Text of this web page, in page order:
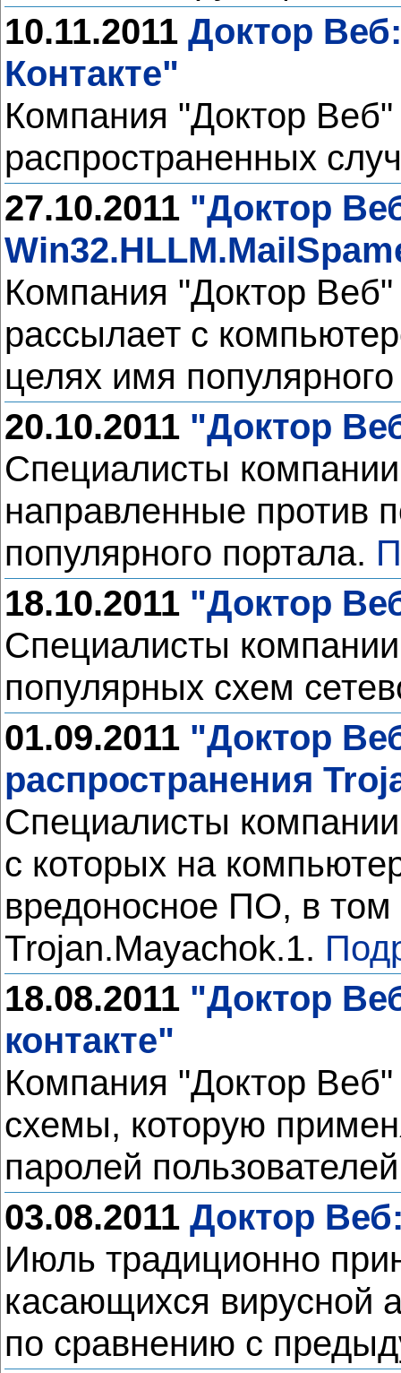
10.11.2011 Доктор
Контакте"
Компания "Доктор Веб"
распространенных
27.10.2011 "Доктор
Компания "Доктор
рассылает с
целях имя
20.10.2011 "Доктор
Специалисты
направленные против
популярного портала.
18.10.2011 "Доктор
Специалисты
популярных схем
01.09.2011 "Доктор
распространения
Специалисты
с которых на
вредоносное ПО, в том
Trojan.Mayachok.1.
18.08.2011 "Доктор
контакте"
Компания "Доктор
схемы, которую
паролей
03.08.2011 Доктор
Июль традиционно
касающихся вирусной
по сравнению с